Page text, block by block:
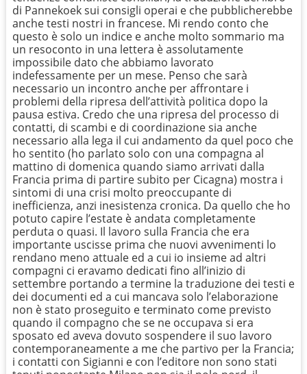
di Pannekoek sui consigli operai e che pubblicherebbe
anche testi nostri in francese. Mi rendo conto che
questo è solo un indice e anche molto sommario ma
un resoconto in una lettera è assolutamente
impossibile dato che abbiamo lavorato
indefessamente per un mese. Penso che sarà
necessario un incontro anche per affrontare i
problemi della ripresa dell’attività politica dopo la
pausa estiva. Credo che una ripresa del processo di
contatti, di scambi e di coordinazione sia anche
necessario alla lega il cui andamento da quel poco che
ho sentito (ho parlato solo con una compagna al
mattino di domenica quando siamo arrivati dalla
Francia prima di partire subito per Cicagna) mostra i
sintomi di una crisi molto preoccupante di
inefficienza, anzi inesistenza cronica. Da quello che ho
potuto capire l’estate è andata completamente
perduta o quasi. Il lavoro sulla Francia che era
importante uscisse prima che nuovi avvenimenti lo
rendano meno attuale ed a cui io insieme ad altri
compagni ci eravamo dedicati fino all’inizio di
settembre portando a termine la traduzione dei testi e
dei documenti ed a cui mancava solo l’elaborazione
non è stato proseguito e terminato come previsto
quando il compagno che se ne occupava si era
sposato ed aveva dovuto sospendere il suo lavoro
contemporaneamente a me che partivo per la Francia;
i contatti con Sigianni e con l’editore non sono stati